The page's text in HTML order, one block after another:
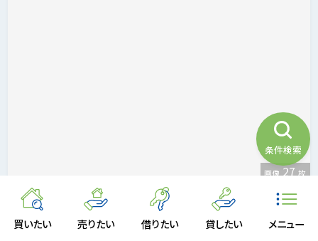
買いたい 売りたい 借りたい 貸したい メニュー
鵠沼藤が谷4丁目 土地 Ｇ区画
画像 27 枚
条件検索